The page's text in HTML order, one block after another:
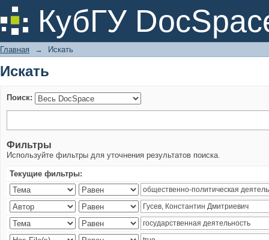
КубГУ
Искать
Главная → Искать
Искать
Поиск:
Фильтры
Используйте фильтры для уточнения результатов поиска.
Текущие фильтры: